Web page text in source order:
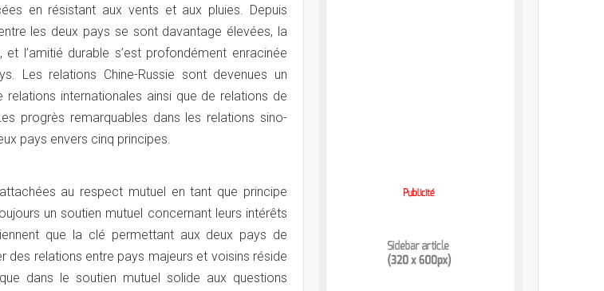
en résistant aux vents et aux pluies. Depuis
les deux pays se sont davantage élevées, la
l’amitié durable s’est profondément enracinée
Les relations Chine-Russie sont devenues un
internationales ainsi que de relations de
progrès remarquables dans les relations sino-
pays envers cinq principes.
au respect mutuel en tant que principe
un soutien mutuel concernant leurs intérêts
que la clé permettant aux deux pays de
des relations entre pays majeurs et voisins réside
dans le soutien mutuel solide aux questions